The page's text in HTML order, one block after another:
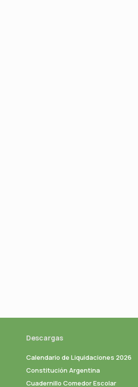
Descargas
Calendario de Liquidaciones 2026
Constitución Argentina
Cuadernillo Comedor Escolar